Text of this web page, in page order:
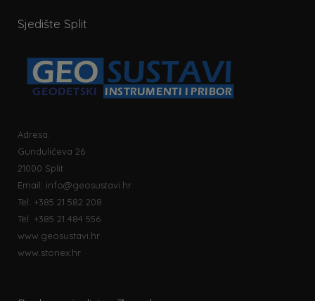
Sjedište Split
Adresa:
Gundulićeva 26
21000 Split
Email: info@geosustavi.hr
Tel: +385 21 582 208
Tel: +385 21 484 556
www.geosustavi.hr
www.stonex.hr